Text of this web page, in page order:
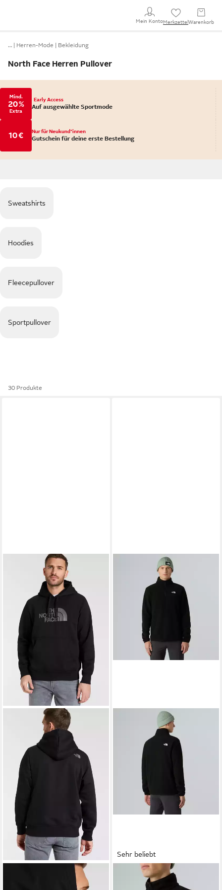
Mein KontoMerkzettel Warenkorb
… Herren-Mode Bekleidung
North Face Herren Pullover
Mind.
20 %
Extra
Early Access
Auf ausgewählte Sportmode
10 € Nur für Neukund*innen
Gutschein für deine erste Bestellung
Sweatshirts
Hoodies
Fleecepullover
Sportpullover
30 Produkte
Kapuzensweatshirt M DREW
Sehr beliebt
THE NORTH FACE
Fleecepullover M GLACIER